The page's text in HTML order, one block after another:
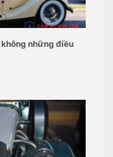
những điều